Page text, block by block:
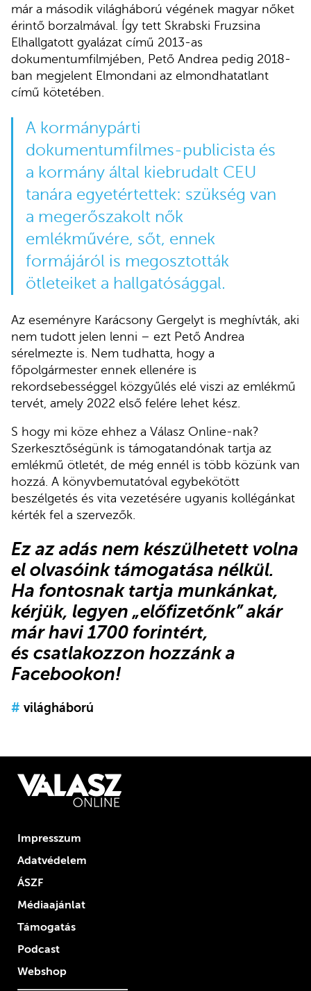
már a második világháború végének magyar nőket
érintő borzalmával. Így tett Skrabski Fruzsina
Elhallgatott gyalázat című 2013-as
dokumentumfilmjében, Pető Andrea pedig 2018-
ban megjelent Elmondani az elmondhatatlant
című kötetében.
A kormánypárti
dokumentumfilmes-publicista és
a kormány által kiebrudalt CEU
tanára egyetértettek: szükség van
a megerőszakolt nők
emlékművére, sőt, ennek
formájáról is megosztották
ötleteiket a hallgatósággal.
Az eseményre Karácsony Gergelyt is meghívták, aki
nem tudott jelen lenni – ezt Pető Andrea
sérelmezte is. Nem tudhatta, hogy a
főpolgármester ennek ellenére is
rekordsebességgel közgyűlés elé viszi az emlékmű
tervét, amely 2022 első felére lehet kész.
S hogy mi köze ehhez a Válasz Online-nak?
Szerkesztőségünk is támogatandónak tartja az
emlékmű ötletét, de még ennél is több közünk van
hozzá. A könyvbemutatóval egybekötött
beszélgetés és vita vezetésére ugyanis kollégánkat
kérték fel a szervezők.
Ez az adás nem készülhetett volna
el olvasóink támogatása nélkül.
Ha fontosnak tartja munkánkat,
kérjük, legyen „előfizetőnk”akár
már havi 1700 forintért,
és csatlakozzon hozzánk a
Facebookon!
# világháború
Impresszum
Adatvédelem
ÁSZF
Médiaajánlat
Támogatás
Podcast
Webshop